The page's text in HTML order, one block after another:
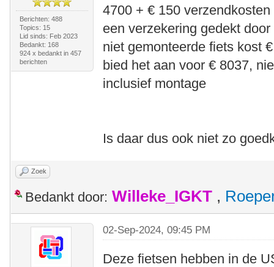
Berichten: 488
Topics: 15
Lid sinds: Feb 2023
Bedankt: 168
924 x bedankt in 457
berichten
4700 + € 150
een verzekering gedekt
niet gemonteerde fiets kost
bied het aan voor € 8037,
inclusief montage
Is daar dus ook niet zo
Zoek
Bedankt door: Willeke_IGKT ,
02-Sep-2024, 09:45 PM
Deze fietsen hebben in de